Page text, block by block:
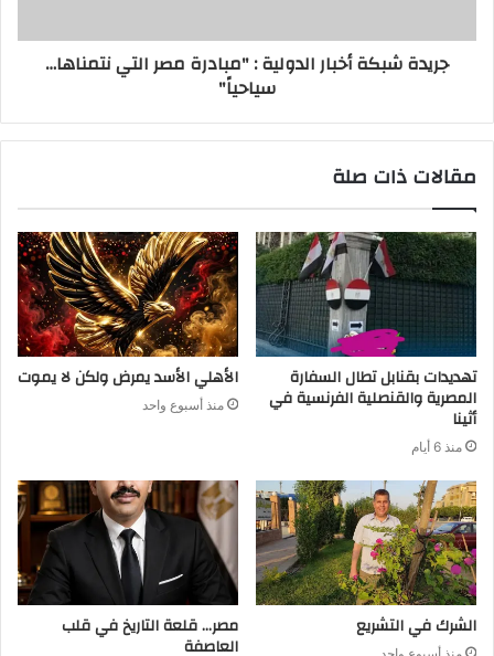
جريدة شبكة أخبار الدولية : "مبادرة مصر التي نتمناها…
سياحياً"
مقالات ذات صلة
تهديدات بقنابل تطال السفارة
المصرية والقنصلية الفرنسية في
أثينا
منذ 6 أيام
الأهلي الأسد يمرض ولكن لا يموت
منذ أسبوع واحد
الشرك في التشريع مصر… قلعة التاريخ في قلب
العاصفة